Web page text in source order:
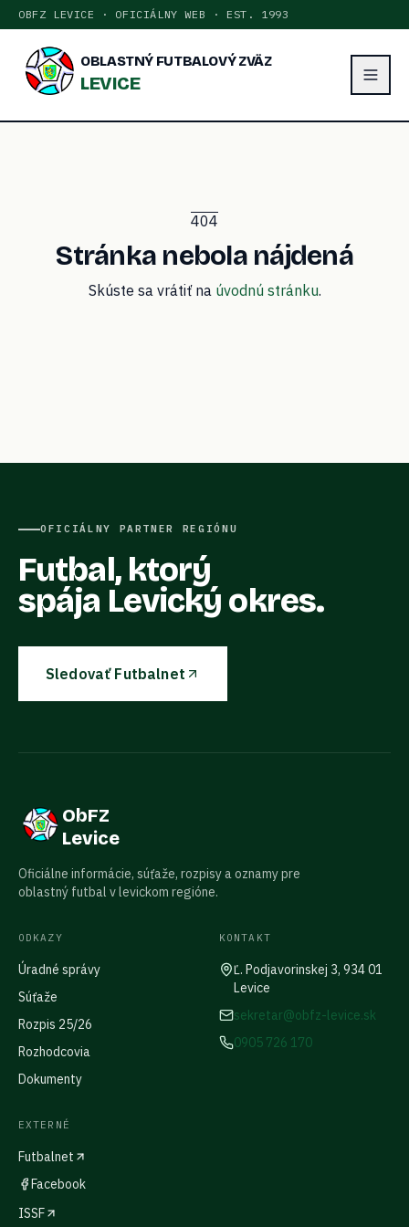
OBFZ LEVICE · OFICIÁLNY WEB · EST. 1993
OBLASTNÝ FUTBALOVÝ ZVÄZ
LEVICE
404
Stránka nebola nájdená
Skúste sa vrátiť na úvodnú stránku.
OFICIÁLNY PARTNER REGIÓNU
Futbal, ktorý
spája Levický okres.
Sledovať Futbalnet
ObFZ
Levice
Oficiálne informácie, súťaže, rozpisy a oznamy pre
oblastný futbal v levickom regióne.
ODKAZY
Úradné správy
Súťaže
Rozpis 25/26
Rozhodcovia
Dokumenty
KONTAKT
Ľ. Podjavorinskej 3, 934 01
Levice
sekretar@obfz-levice.sk
0905 726 170
EXTERNÉ
Futbalnet
Facebook
ISSF